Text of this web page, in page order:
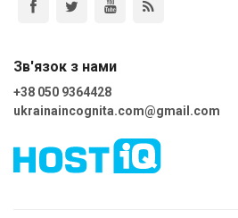
Зв'язок з нами
+38 050 9364428
ukrainaincognita.com@gmail.com